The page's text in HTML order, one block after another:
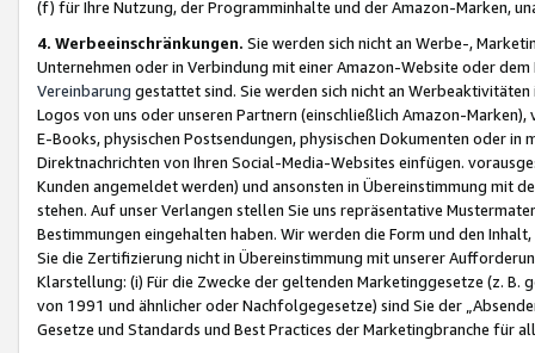
(f) für Ihre Nutzung, der Programminhalte und der Amazon-Marken,
4. Werbeeinschränkungen. Sie werden sich nicht an Werbe-,
Unternehmen oder in Verbindung mit einer Amazon-Website oder
Vereinbarung gestattet sind. Sie werden sich nicht an
Logos von uns oder unseren Partnern (einschließlich Amazon-
E-Books, physischen Postsendungen, physischen Dokumenten oder in
Direktnachrichten von Ihren Social-Media-Websites einfügen.
Kunden angemeldet werden) und ansonsten in Übereinstimmung mit
stehen. Auf unser Verlangen stellen Sie uns repräsentative
Bestimmungen eingehalten haben. Wir werden die Form und den
Sie die Zertifizierung nicht in Übereinstimmung mit unserer
Klarstellung: (i) Für die Zwecke der geltenden Marketinggesetze (z. B.
von 1991 und ähnlicher oder Nachfolgegesetze) sind Sie der
Gesetze und Standards und Best Practices der Marketingbranche für